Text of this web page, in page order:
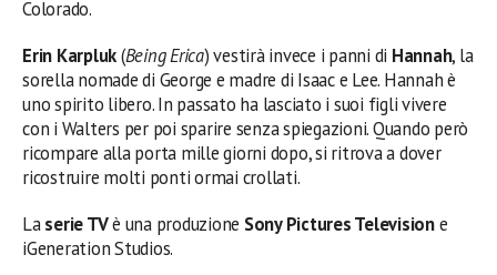
Colorado.
Erin Karpluk(Being Erica) vestirà invece i panni di Hannah, la
sorella nomade di George e madre di Isaac e Lee. Hannah è
uno spirito libero. In passato ha lasciato i suoi figli vivere
con i Walters per poi sparire senza spiegazioni. Quando però
ricompare alla porta mille giorni dopo, si ritrova a dover
ricostruire molti ponti ormai crollati.
Laserie TVè una produzione Sony Pictures Televisione
iGeneration Studios.